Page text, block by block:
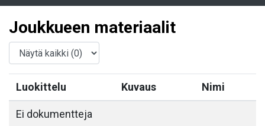
Joukkueen materiaalit
Luokittelu Kuvaus Nimi
Ei dokumentteja